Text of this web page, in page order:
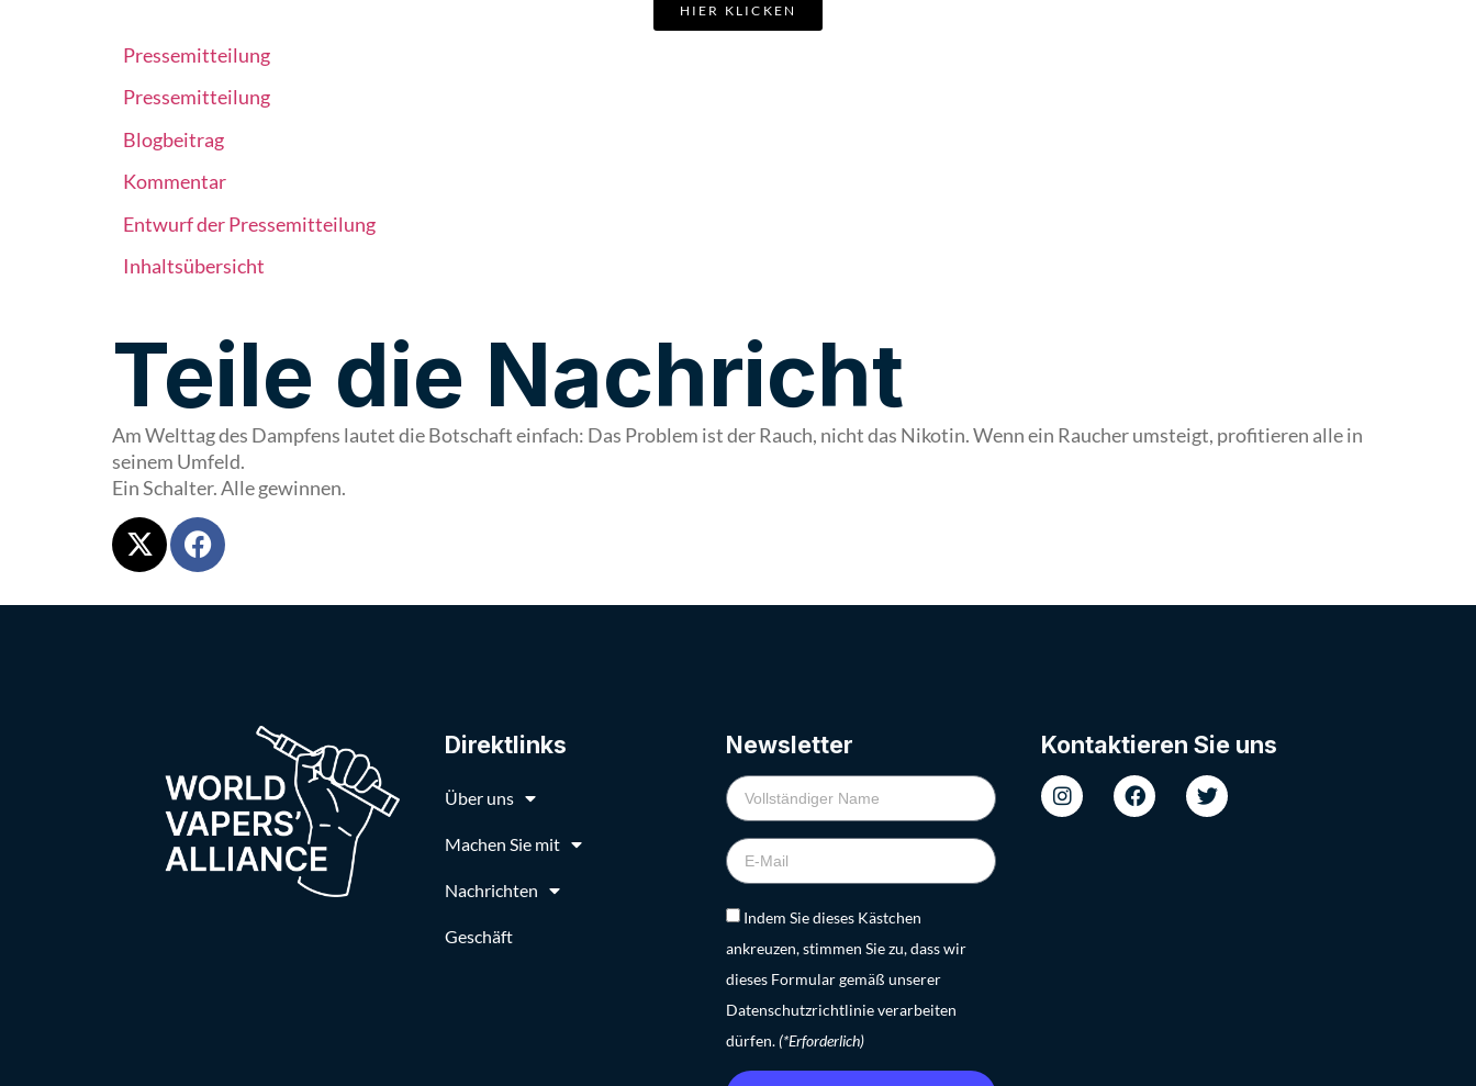
HIER KLICKEN
Pressemitteilung
Pressemitteilung
Blogbeitrag
Kommentar
Entwurf der Pressemitteilung
Inhaltsübersicht
Teile die Nachricht
Am Welttag des Dampfens lautet die Botschaft einfach: Das Problem ist der Rauch, nicht das Nikotin. Wenn ein Raucher umsteigt, profitieren alle in
seinem Umfeld.
Ein Schalter. Alle gewinnen.
Direktlinks
Über uns
Machen Sie mit
Nachrichten
Geschäft
Newsletter
Indem Sie dieses Kästchen
ankreuzen, stimmen Sie zu, dass wir
dieses Formular gemäß unserer
Datenschutzrichtlinie verarbeiten
dürfen.(*Erforderlich)
Kontaktieren Sie uns